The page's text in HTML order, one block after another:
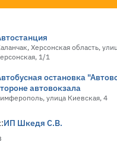
Херсонская область,
1/1
остановка
автовокзала
улица Киевская, 4
ИП Шкедя С.В.